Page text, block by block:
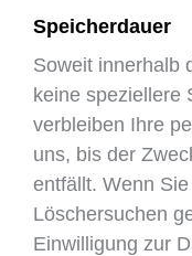
Speicherdauer
Soweit innerhalb
keine speziellere
verbleiben Ihre
uns, bis der
entfällt. Wenn
Löschersuchen
Einwilligung zur